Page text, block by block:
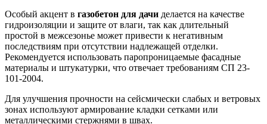
Особый акцент в газобетон для дачи делается на качестве
гидроизоляции и защите от влаги, так как длительный
простой в межсезонье может привести к негативным
последствиям при отсутствии надлежащей отделки.
Рекомендуется использовать паропроницаемые фасадные
материалы и штукатурки, что отвечает требованиям СП 23-
101-2004.
Для улучшения прочности на сейсмически слабых и ветровых
зонах используют армирование кладки сетками или
металлическими стержнями в швах.